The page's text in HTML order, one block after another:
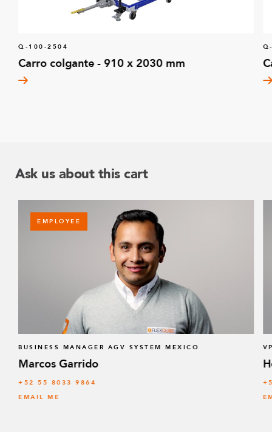
Q-100-2504
Carro colgante - 910 x 2030 mm
Ask us about this cart
EMPLOYEE
BUSINESS MANAGER AGV SYSTEM MEXICO
Marcos Garrido
+52 55 8033 9864
EMAIL ME